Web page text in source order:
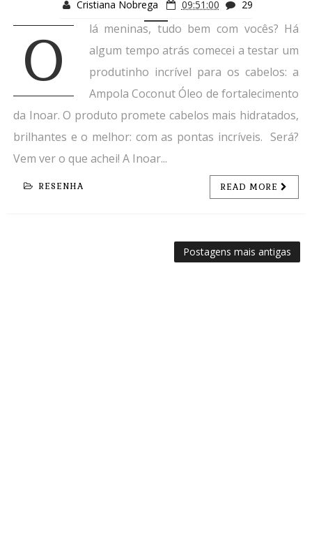
Cristiana Nobrega 09:51:00 29
O
lá meninas, tudo bem com vocês? Há
algum tempo atrás comecei a testar um
produtinho incrível para os cabelos: a
Ampola Coconut Óleo de fortalecimento
da Inoar. O produto promete cabelos mais hidratados,
brilhantes e o melhor: com as pontas incríveis. Será?
Vem ver o que achei! A Inoar...
RESENHA READ MORE
Postagens mais antigas